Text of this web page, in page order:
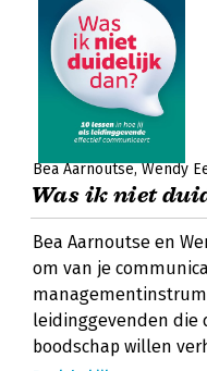
Bea Aarnoutse Wendy
Was ik niet
Bea Aarnoutse en
om van je
leidinggevenden die
boodschap willen